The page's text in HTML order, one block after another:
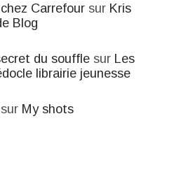
Carrefour sur Kris
Blog
du soufflesur Les
librairie jeunesse
sur My shots